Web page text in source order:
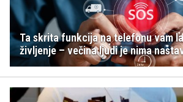
Ta skrita funkcija na telefonu vam
življenje – večina ljudi je nima